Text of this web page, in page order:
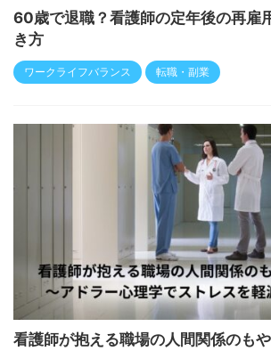
60歳で退職？看護師の定年後の再雇
き方
ワークライフバランス 転職・副業
看護師が抱える職場の人間関係のも